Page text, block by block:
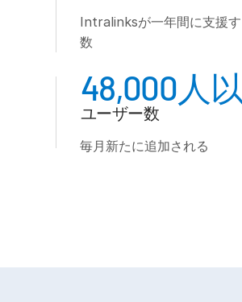
Intralinksが一年間に支援
数
48,000人
ユーザー数
毎月新たに追加される